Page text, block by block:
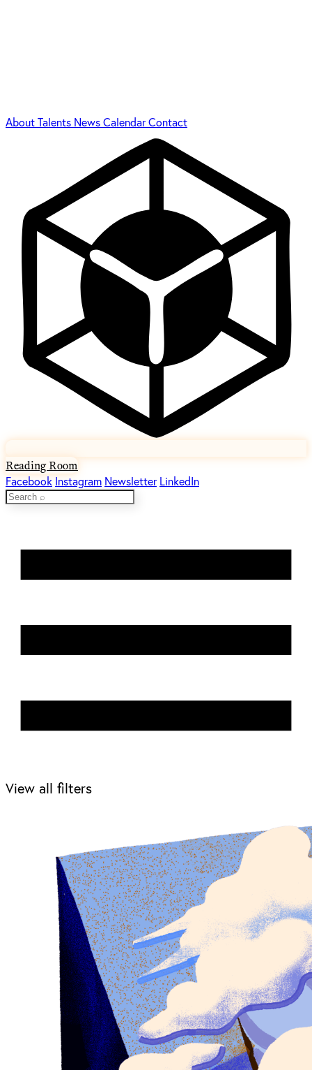
AboutTalents NewsCalendarContact
Reading Room
Facebook Instagram Newsletter LinkedIn
View all filters